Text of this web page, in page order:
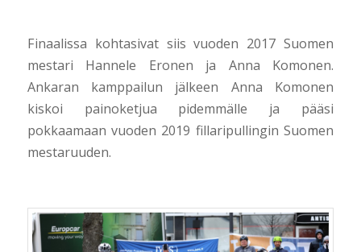
Finaalissa kohtasivat siis vuoden 2017 Suomen
mestari Hannele Eronen ja Anna Komonen.
Ankaran kamppailun jälkeen Anna Komonen
kiskoi painoketjua pidemmälle ja pääsi
pokkaamaan vuoden 2019 fillaripullingin Suomen
mestaruuden.